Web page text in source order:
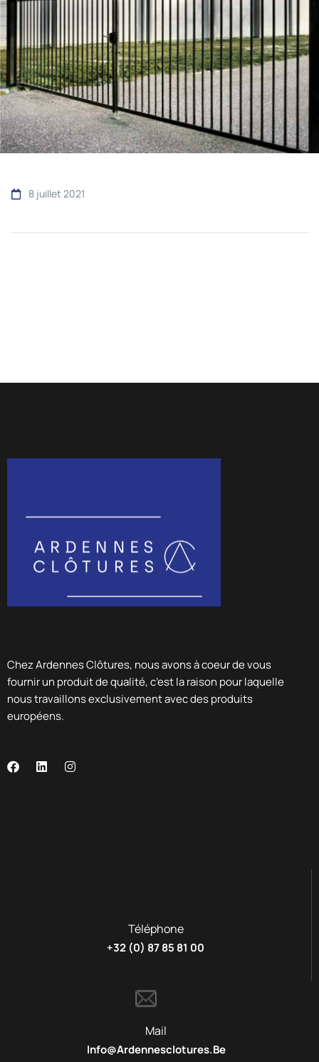
8 juillet 2021
Chez Ardennes Clôtures, nous avons à coeur de vous
fournir un produit de qualité, c’est la raison pour laquelle
nous travaillons exclusivement avec des produits
européens.
Téléphone
+32 (0) 87 85 81 00
Mail
Info@ardennesclotures.be